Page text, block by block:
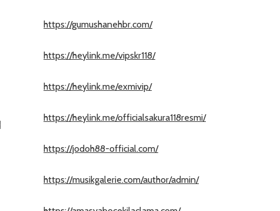
https://gumushanehbr.com/
https://heylink.me/vipskr118/
https://heylink.me/exmivip/
https://heylink.me/officialsakura118resmi/
https://jodoh88-official.com/
https://musikgalerie.com/author/admin/